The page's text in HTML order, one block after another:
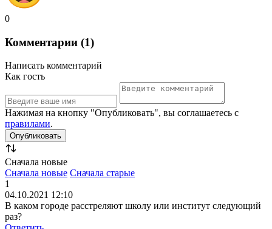
0
Комментарии (1)
Написать комментарий
Как гость
Нажимая на кнопку "Опубликовать", вы соглашаетесь с
правилами.
Сначала новые
Сначала новые Сначала старые
1
04.10.2021 12:10
В каком городе расстреляют школу или институт следующий
раз?